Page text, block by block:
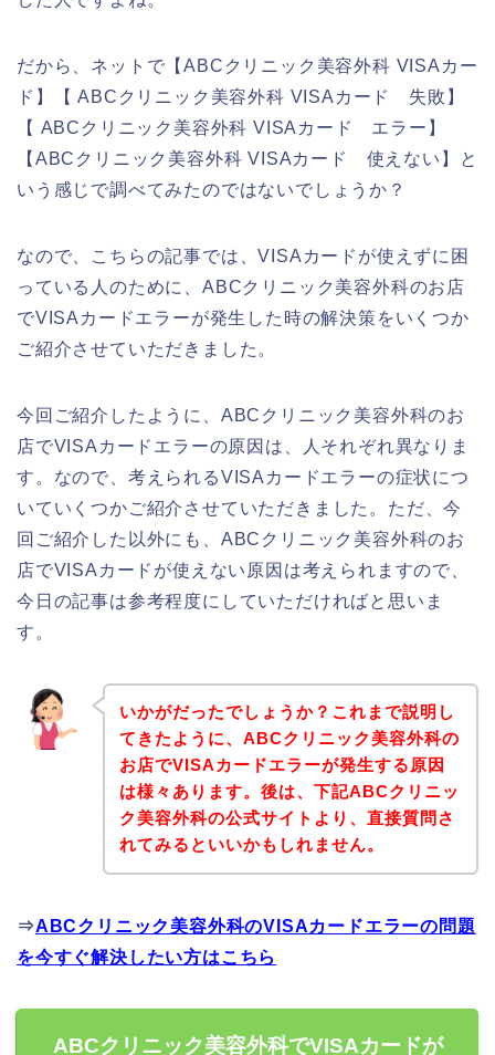
だから、ネットで【ABCクリニック美容外科 VISAカー
ド】【 ABCクリニック美容外科 VISAカード 失敗】
【 ABCクリニック美容外科 VISAカード エラー】
【ABCクリニック美容外科 VISAカード 使えない】と
いう感じで調べてみたのではないでしょうか？
なので、こちらの記事では、VISAカードが使えずに困
っている人のために、ABCクリニック美容外科のお店
でVISAカードエラーが発生した時の解決策をいくつか
ご紹介させていただきました。
今回ご紹介したように、ABCクリニック美容外科のお
店でVISAカードエラーの原因は、人それぞれ異なりま
す。なので、考えられるVISAカードエラーの症状につ
いていくつかご紹介させていただきました。ただ、今
回ご紹介した以外にも、ABCクリニック美容外科のお
店でVISAカードが使えない原因は考えられますので、
今日の記事は参考程度にしていただければと思いま
す。
いかがだったでしょうか？これまで説明し
てきたように、ABCクリニック美容外科の
お店でVISAカードエラーが発生する原因
は様々あります。後は、下記ABCクリニッ
ク美容外科の公式サイトより、直接質問さ
れてみるといいかもしれません。
⇒ABCクリニック美容外科のVISAカードエラーの問題
を今すぐ解決したい方はこちら
ABCクリニック美容外科でVISAカードが